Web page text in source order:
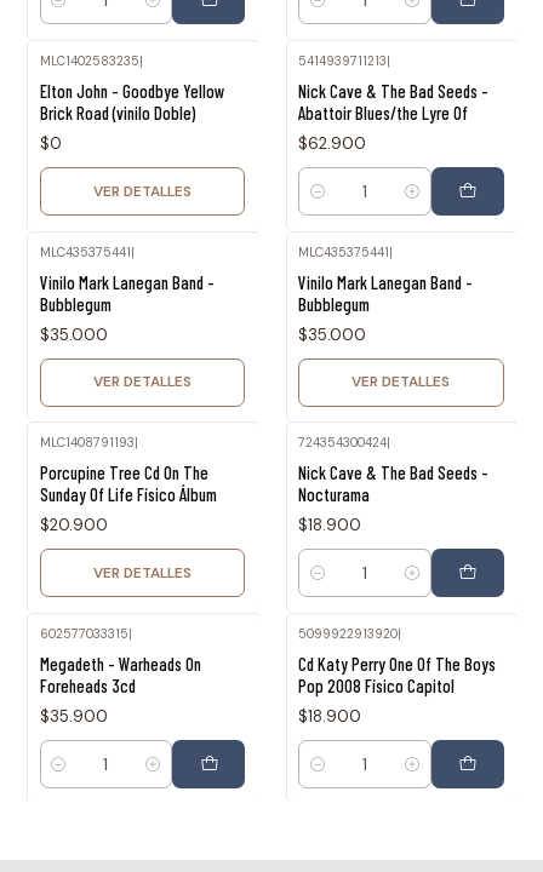
Cantidad Cantidad
MLC1402583235
Elton John - Goodbye Yellow
Brick Road (vinilo Doble)
$0
VER DETALLES
5414939711213
Nick Cave & The Bad Seeds -
Abattoir Blues/the Lyre Of
$62.900
Cantidad
MLC435375441|
Vinilo Mark Lanegan Band -
Bubblegum
$35.000
VER DETALLES
MLC435375441|
Vinilo Mark Lanegan Band -
Bubblegum
$35.000
VER DETALLES
MLC1408791193
Porcupine Tree Cd On The
Sunday Of Life Físico Álbum
$20.900
VER DETALLES
724354300424
Nick Cave & The Bad Seeds -
Nocturama
$18.900
Cantidad
602577033315|
Megadeth - Warheads On
Foreheads 3cd
$35.900
Cantidad
5099922913920|
Cd Katy Perry One Of The Boys
Pop 2008 Físico Capitol
$18.900
Cantidad